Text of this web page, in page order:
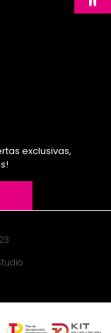
exclusivas,